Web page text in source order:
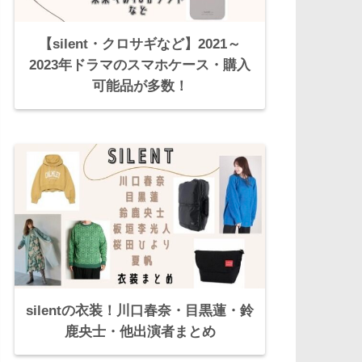
【silent・クロサギなど】2021～
2023年ドラマのスマホケース・購入
可能品が多数！
silentの衣装！川口春奈・目黒蓮・鈴
鹿央士・他出演者まとめ